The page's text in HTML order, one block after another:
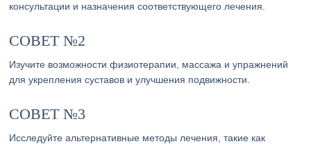
консультации и назначения соответствующего лечения.
СОВЕТ №2
Изучите возможности физиотерапии, массажа и упражнений
для укрепления суставов и улучшения подвижности.
СОВЕТ №3
Исследуйте альтернативные методы лечения, такие как